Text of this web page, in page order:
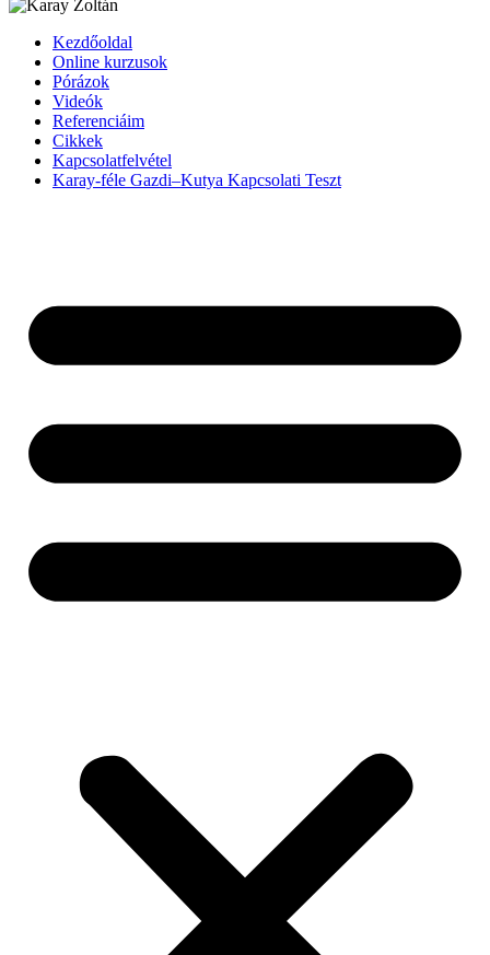
Kezdőoldal
Online kurzusok
Pórázok
Videók
Referenciáim
Cikkek
Kapcsolatfelvétel
Karay-féle Gazdi–Kutya Kapcsolati Teszt